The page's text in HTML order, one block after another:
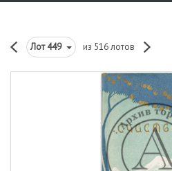
Лот449 из 516 лотов